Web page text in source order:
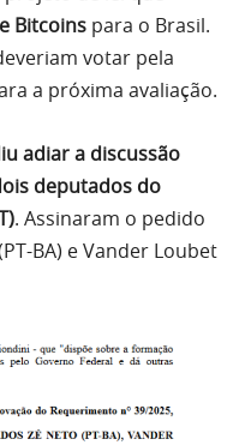
Bitcoins para o Brasil.
votar pela
a próxima avaliação.
adiar a discussão
deputados do
. Assinaram o pedido
BA) e Vander Loubet